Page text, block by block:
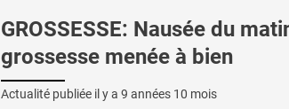
GROSSESSE: Nausée du
grossesse menée à bien
Actualité publiée il y a 9 années 10 mois